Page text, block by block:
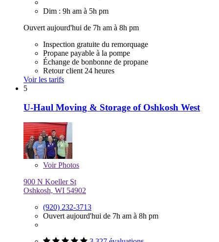
Dim : 9h am à 5h pm
Ouvert aujourd'hui de 7h am à 8h pm
Inspection gratuite du remorquage
Propane payable à la pompe
Échange de bonbonne de propane
Retour client 24 heures
Voir les tarifs
5
U-Haul Moving & Storage of Oshkosh West
VoirPhotos
900 N Koeller St
Oshkosh, WI 54902
(920) 232-3713
Ouvert aujourd'hui de 7h am à 8h pm